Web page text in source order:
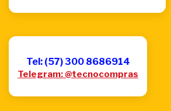
Tel: (57) 300 8686914
Telegram: @tecnocompras